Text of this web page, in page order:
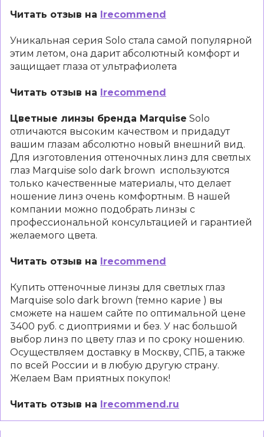
Читать отзыв на Irecommend
Уникальная серия Solo стала самой популярной
этим летом, она дарит абсолютный комфорт и
защищает глаза от ультрафиолета
Читать отзыв на Irecommend
Цветные линзы бренда Marquise Solo
отличаются высоким качеством и придадут
вашим глазам абсолютно новый внешний вид.
Для изготовления оттеночных линз для светлых
глаз Marquise solo dark brown используются
только качественные материалы, что делает
ношение линз очень комфортным. В нашей
компании можно подобрать линзы с
профессиональной консультацией и гарантией
желаемого цвета.
Читать отзыв на Irecommend
Купить оттеночные линзы для светлых глаз
Marquise solo dark brown (темно карие ) вы
сможете на нашем сайте по оптимальной цене
3400 руб. с диоптриями и без. У нас большой
выбор линз по цвету глаз и по сроку ношению.
Осуществляем доставку в Москву, СПБ, а также
по всей России и в любую другую страну.
Желаем Вам приятных покупок!
Читать отзыв на Irecommend.ru